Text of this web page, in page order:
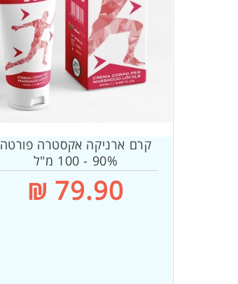
קרם ארניקה אקסטרה פורטה
90% - 100 מ"ל
מחיר
79.90 ₪